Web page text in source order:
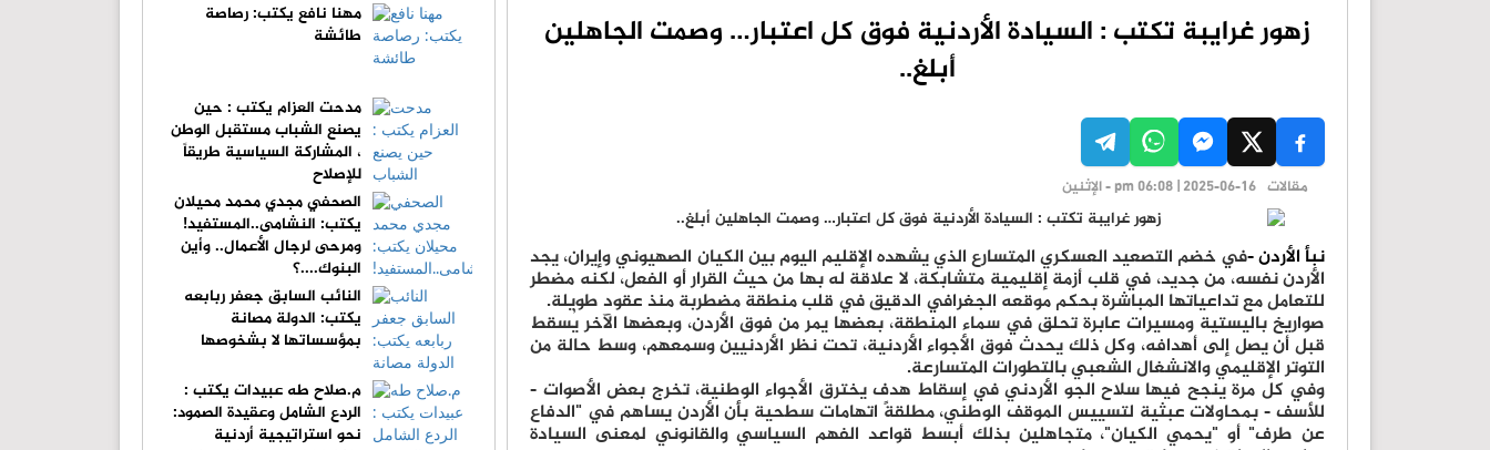
زهور غرايبة تكتب : السيادة الأردنية فوق كل اعتبار… وصمت الجاهلين
أبلغ..
مقالات pm 06:08 | 2025-06-16 - الإثنين
نبأ الأردن -في خضم التصعيد العسكري المتسارع الذي يشهده الإقليم اليوم بين الكيان الصهيوني وإيران، يجد
الأردن نفسه، من جديد، في قلب أزمة إقليمية متشابكة، لا علاقة له بها من حيث القرار أو الفعل، لكنه مضطر
للتعامل مع تداعياتها المباشرة بحكم موقعه الجغرافي الدقيق في قلب منطقة مضطربة منذ عقود طويلة.
صواريخ باليستية ومسيرات عابرة تحلق في سماء المنطقة، بعضها يمر من فوق الأردن، وبعضها الآخر يُسقط
قبل أن يصل إلى أهدافه، وكل ذلك يحدث فوق الأجواء الأردنية، تحت نظر الأردنيين وسمعهم، وسط حالة من
التوتر الإقليمي والانشغال الشعبي بالتطورات المتسارعة.
وفي كل مرة ينجح فيها سلاح الجو الأردني في إسقاط هدف يخترق الأجواء الوطنية، تخرج بعض الأصوات -
للأسف - بمحاولات عبثية لتسييس الموقف الوطني، مطلقةً اتهامات سطحية بأن الأردن يساهم في "الدفاع
عن طرف" أو "يحمي الكيان"، متجاهلين بذلك أبسط قواعد الفهم السياسي والقانوني لمعنى السيادة
مهنا نافع يكتب: رصاصة
طائشة
مدحت العزام يكتب : حين
يصنع الشباب مستقبل الوطن
، المشاركة السياسية طريقاً
للإصلاح
الصحفي مجدي محمد محيلان
يكتب: النشامى..المستفيد!
ومرحى لرجال الأعمال.. وأين
البنوك....؟
النائب السابق جعفر ربابعه
يكتب: الدولة مصانة
بمؤسساتها لا بشخوصها
م.صلاح طه عبيدات يكتب :
الردع الشامل وعقيدة الصمود:
نحو استراتيجية أردنية